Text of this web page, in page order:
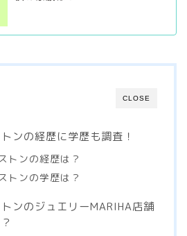
CLOSE
ンの経歴に学歴も調査！
トンの経歴は？
トンの学歴は？
ンのジュエリーMARIHA店舗